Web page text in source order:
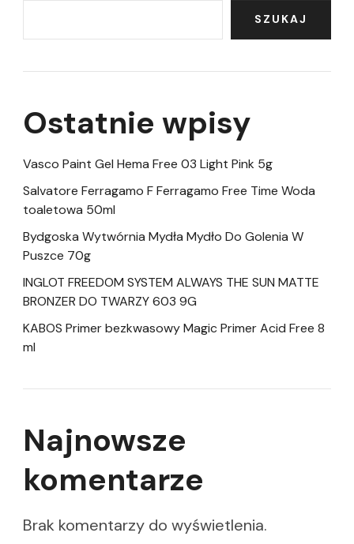
SZUKAJ
Ostatnie wpisy
Vasco Paint Gel Hema Free 03 Light Pink 5g
Salvatore Ferragamo F Ferragamo Free Time Woda
toaletowa 50ml
Bydgoska Wytwórnia Mydła Mydło Do Golenia W
Puszce 70g
INGLOT FREEDOM SYSTEM ALWAYS THE SUN MATTE
BRONZER DO TWARZY 603 9G
KABOS Primer bezkwasowy Magic Primer Acid Free 8
ml
Najnowsze
komentarze
Brak komentarzy do wyświetlenia.